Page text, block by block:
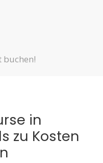
in
zu Kosten